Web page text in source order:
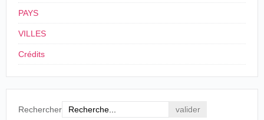
PAYS
VILLES
Crédits
Rechercher